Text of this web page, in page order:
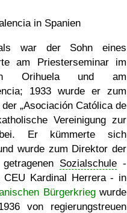
in Spanien
war der Sohn eines
am Priesterseminar im
und am
1933 wurde er zum
der Asociación Católica de
Vereinigung zur
Er kümmerte sich
wurde zum Direktor der
Sozialschule -
CEU Kardinal Herrera - in
Bürgerkriegwurde
von regierungstreuen